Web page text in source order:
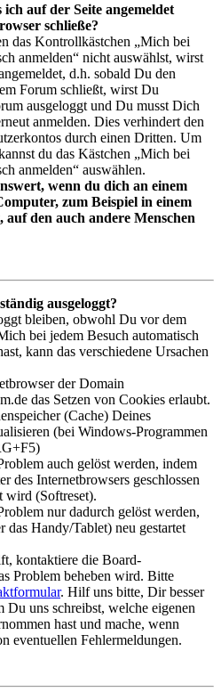
auf der Seite angemeldet
schließe?
das Kontrollkästchen „Mich bei
anmelden“ nicht auswählst, wirst
d.h. sobald Du den
Forum schließt, wirst Du
ausgeloggt und Du musst Dich
anmelden. Dies verhindert den
durch einen Dritten. Um
du das Kästchen „Mich bei
anmelden“ auswählen.
wenn du dich an einem
zum Beispiel in einem
auf den auch andere Menschen
ausgeloggt?
bleiben, obwohl Du vor dem
bei jedem Besuch automatisch
kann das verschiedene Ursachen
der Domain
das Setzen von Cookies erlaubt.
(Cache) Deines
(bei Windows-Programmen
auch gelöst werden, indem
des Internetbrowsers geschlossen
wird (Softreset).
nur dadurch gelöst werden,
das Handy/Tablet) neu gestartet
kontaktiere die Board-
Problem beheben wird. Bitte
. Hilf uns bitte, Dir besser
Du uns schreibst, welche eigenen
hast und mache, wenn
eventuellen Fehlermeldungen.